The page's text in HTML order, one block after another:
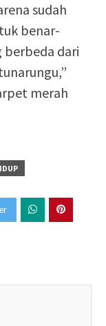
sudah
benar-
berbeda dari
merah